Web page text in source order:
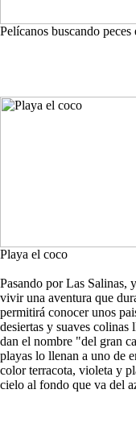
Pelícanos buscando peces
Playa el coco
Pasando por Las Salinas,
vivir una aventura que
permitirá conocer unos
desiertas y suaves colinas
dan el nombre "del gran
playas lo llenan a uno de
color terracota, violeta y
cielo al fondo que va del